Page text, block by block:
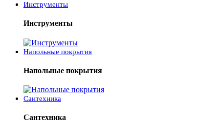
Инструменты
Инструменты
Напольные покрытия
Напольные покрытия
Сантехника
Сантехника